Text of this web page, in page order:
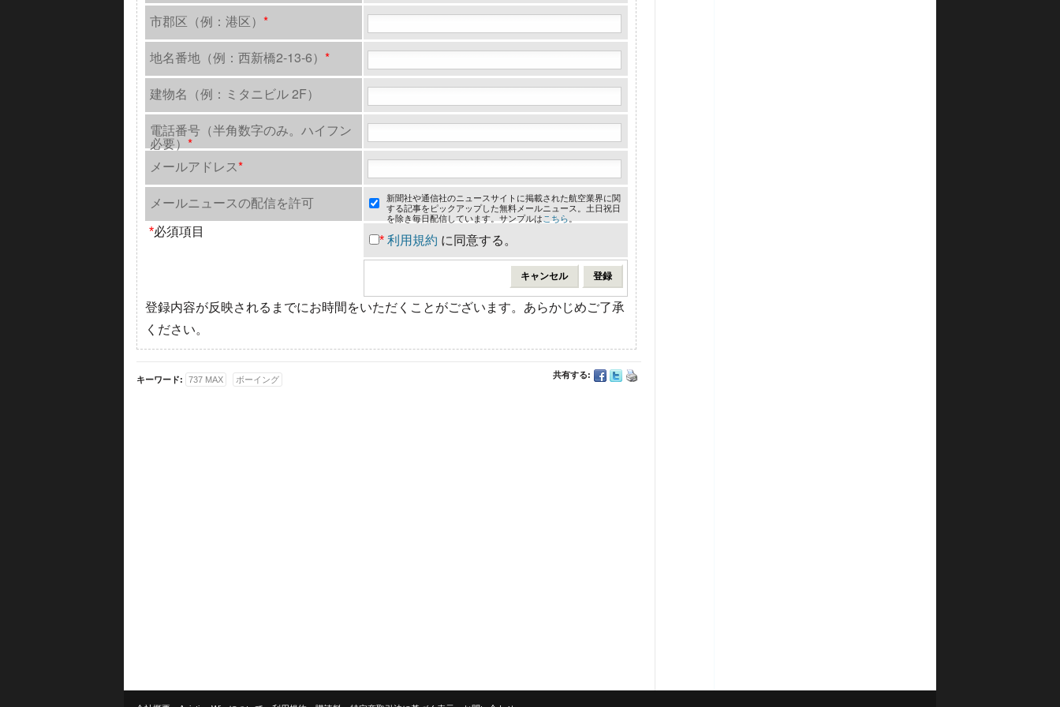
市郡区（例：港区） *
地名番地（例：西新橋2-13-6） *
建物名（例：ミタニビル 2F）
電話番号（半角数字のみ。ハイフン
必要） *
メールアドレス*
メールニュースの配信を許可
* 利用規約 に同意する。
*必須項目
新聞社や通信社のニュースサイトに掲載された航空業界に関
する記事をピックアップした無料メールニュース。土日祝日
を除き毎日配信しています。サンプルは こちら
登録内容が反映されるまでにお時間をいただくことがございます。あらかじめご了承
ください。
共有する:
キーワード: 737 MAX ボーイング